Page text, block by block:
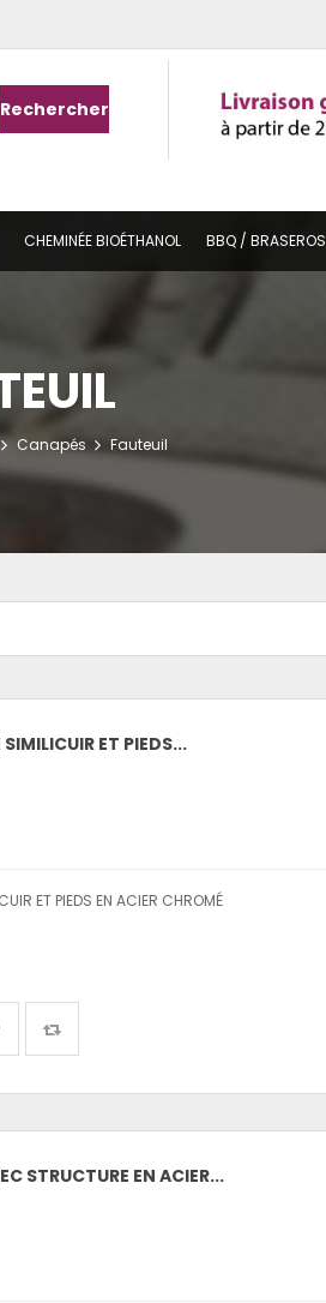
Rechercher
CHEMINÉE BIOÉTHANOL BBQ / BRASEROS
Canapés Fauteuil
ET PIEDS...
ET PIEDS EN ACIER CHROMÉ
STRUCTURE EN ACIER...